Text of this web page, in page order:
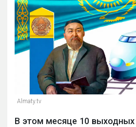
Almaty.tv
В этом месяце 10 выходных